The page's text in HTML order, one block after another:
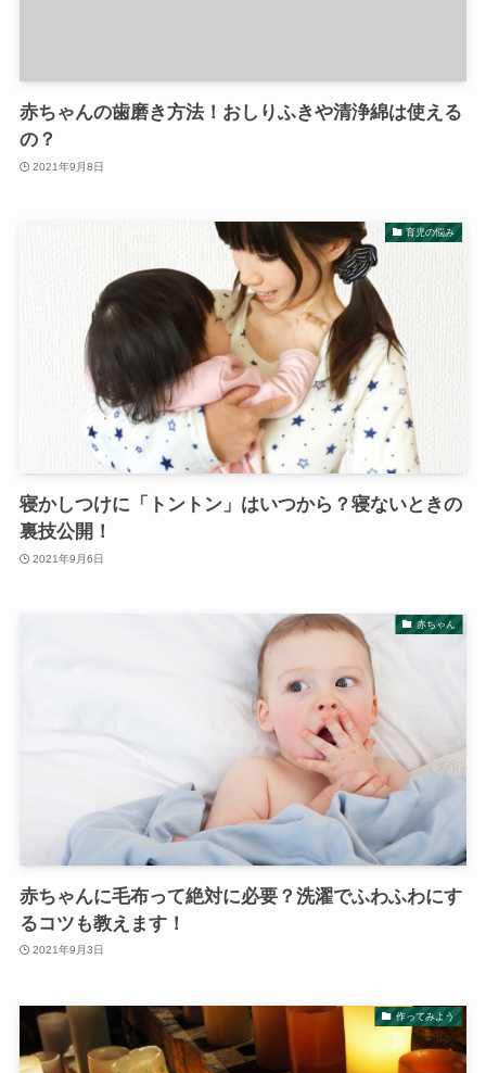
赤ちゃんの歯磨き方法！おしりふきや清浄綿は使える
の？
2021年9月8日
育児の悩み
寝かしつけに「トントン」はいつから？寝ないときの
裏技公開！
2021年9月6日
赤ちゃん
赤ちゃんに毛布って絶対に必要？洗濯でふわふわにす
るコツも教えます！
2021年9月3日
作ってみよう